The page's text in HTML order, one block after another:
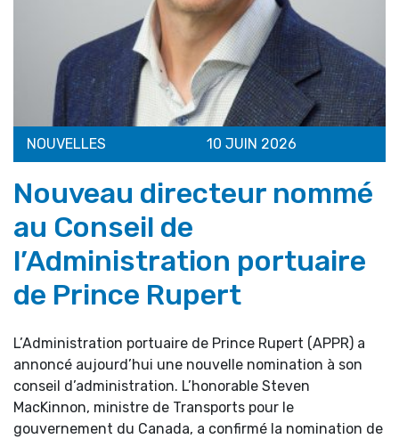
NOUVELLES 10 JUIN 2026
Nouveau directeur nommé
au Conseil de
l’Administration portuaire
de Prince Rupert
L’Administration portuaire de Prince Rupert (APPR) a
annoncé aujourd’hui une nouvelle nomination à son
conseil d’administration. L’honorable Steven
MacKinnon, ministre de Transports pour le
gouvernement du Canada, a confirmé la nomination de